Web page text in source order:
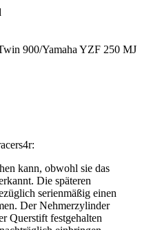
900/Yamaha YZF 250 MJ
kann, obwohl sie das
Die späteren
serienmäßig einen
Der Nehmerzylinder
Querstift festgehalten